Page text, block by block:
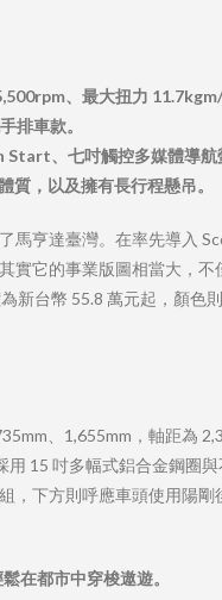
、最大扭力
排車款。
、七吋觸控多媒體導航
質，以及擁有長行程懸吊。
亨達臺灣。在率先導入
它的事業版圖相當大，
台幣 55.8 萬元起，顏色
、1,655mm，軸距為
15 吋多幅式鋁合金鋼圈
下方則呼應車頭使用陽剛
在都市中穿梭遨遊。